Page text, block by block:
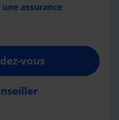
assurance
vous